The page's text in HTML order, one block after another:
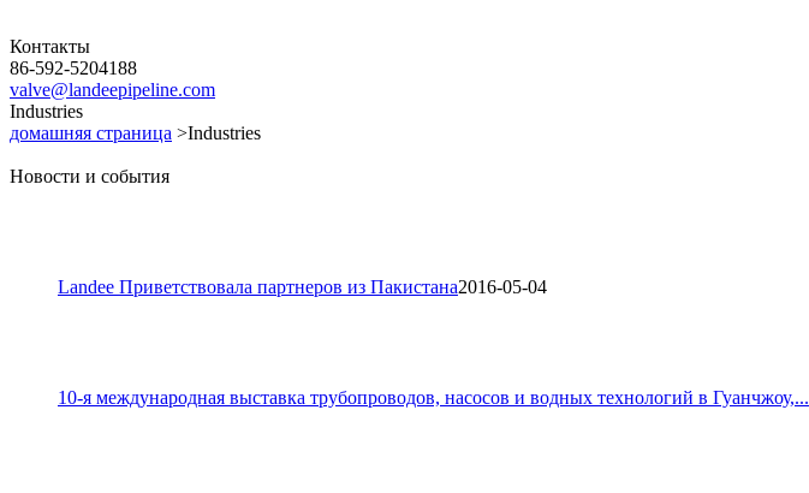
Контакты
86-592-5204188
valve@landeepipeline.com
Industries
домашняя страница >Industries
Новости и события
Landee Приветствовала партнеров из Пакистана2016-05-04
10-я международная выставка трубопроводов, насосов и водных технологий в Гуанчжоу,...